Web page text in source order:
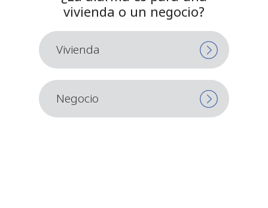
vivienda o un negocio?
Vivienda
Negocio